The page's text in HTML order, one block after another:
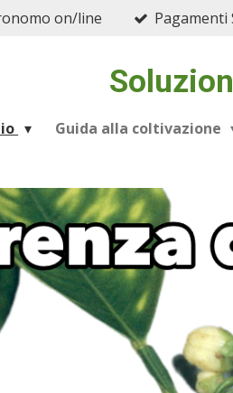
on/line Pagamenti
Guida alla coltivazione